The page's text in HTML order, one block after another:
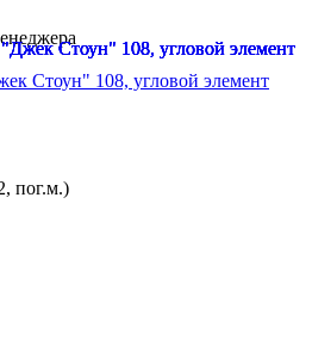
Стоун" 108, угловой элемент
пог.м.)